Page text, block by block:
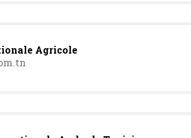
Agricole